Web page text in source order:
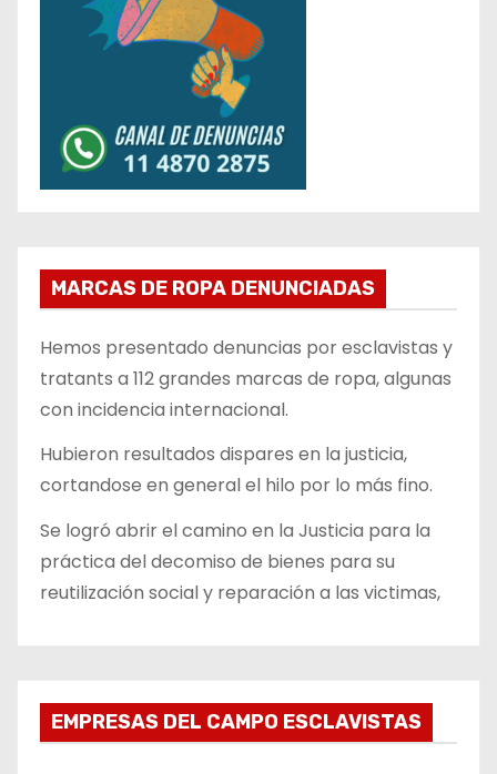
MARCAS DE ROPA DENUNCIADAS
Hemos presentado denuncias por esclavistas y
tratants a 112 grandes marcas de ropa, algunas
con incidencia internacional.
Hubieron resultados dispares en la justicia,
cortandose en general el hilo por lo más fino.
Se logró abrir el camino en la Justicia para la
práctica del decomiso de bienes para su
reutilización social y reparación a las victimas,
EMPRESAS DEL CAMPO ESCLAVISTAS